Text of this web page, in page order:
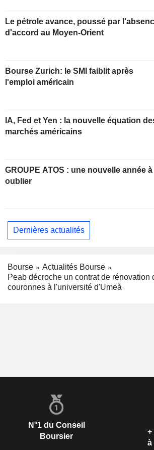
Le pétrole avance, poussé par
d'accord au Moyen-Orient
Bourse Zurich: le SMI faiblit après
l'emploi américain
IA, Fed et Yen : la nouvelle équation
marchés américains
GROUPE ATOS : une nouvelle année à
oublier
Dernières actualités
Bourse
Actualités Bourse
Peab décroche un contrat de rénovation
couronnes à l'université d'Umeå
N°1 du Conseil
Boursier
+
à